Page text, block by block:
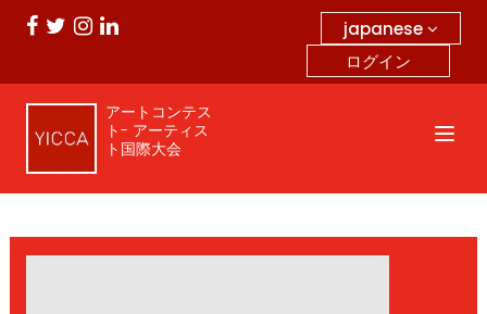
japanese
ログイン
アートコンテス
ト- アーティス
ト国際大会